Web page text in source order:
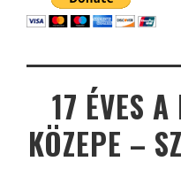
17 ÉVES
KÖZEPE –